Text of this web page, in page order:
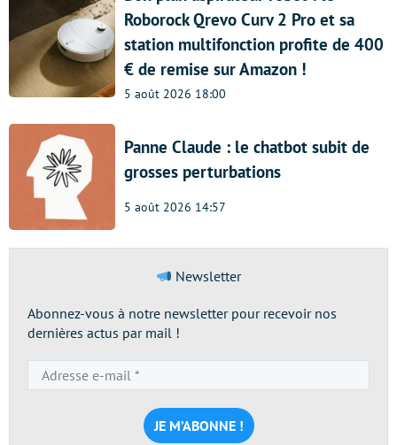
Roborock Qrevo Curv 2 Pro et sa
station multifonction profite de 400
€ de remise sur Amazon !
5 août 2026 18:00
Panne Claude : le chatbot subit de
grosses perturbations
5 août 2026 14:57
Newsletter
Abonnez-vous à notre newsletter pour recevoir nos
dernières actus par mail !
e-
mail
*